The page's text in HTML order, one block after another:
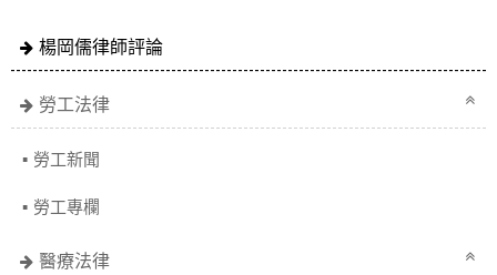
楊岡儒律師評論
勞工法律
勞工新聞
勞工專欄
醫療法律